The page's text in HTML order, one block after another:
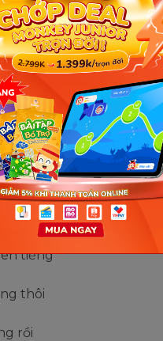
keng!
rác
bác
xin
im
miệng
tiếng
thôi
rồi